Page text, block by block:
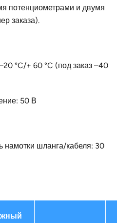
Германия
потенциометрами и двумя
заказа).
°C/+ 60 °C (под заказ –40
50 В
намотки шланга/кабеля: 30